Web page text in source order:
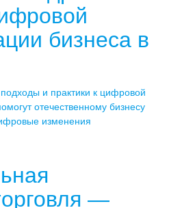
бизнеса в
и практики к цифровой
отечественному бизнесу
изменения
—